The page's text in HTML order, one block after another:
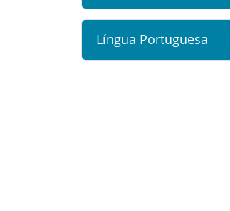
Língua Portuguesa